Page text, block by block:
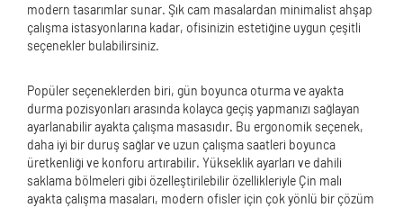
modern tasarımlar sunar. Şık cam masalardan minimalist ahşap
çalışma istasyonlarına kadar, ofisinizin estetiğine uygun çeşitli
seçenekler bulabilirsiniz.
Popüler seçeneklerden biri, gün boyunca oturma ve ayakta
durma pozisyonları arasında kolayca geçiş yapmanızı sağlayan
ayarlanabilir ayakta çalışma masasıdır. Bu ergonomik seçenek,
daha iyi bir duruş sağlar ve uzun çalışma saatleri boyunca
üretkenliği ve konforu artırabilir. Yükseklik ayarları ve dahili
saklama bölmeleri gibi özelleştirilebilir özellikleriyle Çin malı
ayakta çalışma masaları, modern ofisler için çok yönlü bir çözüm